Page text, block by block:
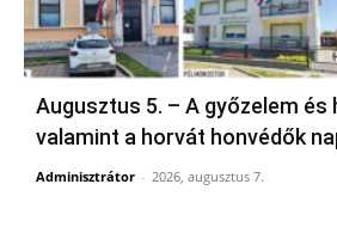
Augusztus 5. – A győzelem és
valamint a horvát honvédők
Adminisztrátor - 2026, augusztus 7.